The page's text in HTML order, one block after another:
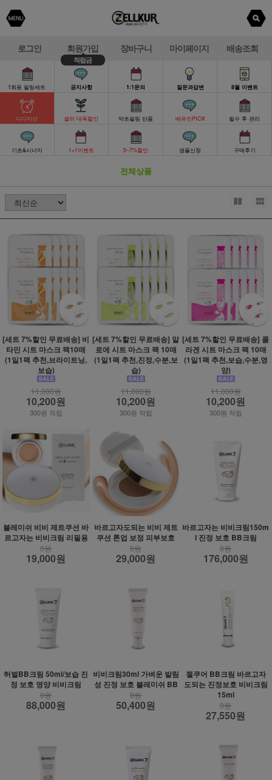
로그인 회원가입
적립금
장바구니 마이페이지 배송조회
1회용 필링세트 공지사항 1:1문의 질문과답변 8월 이벤트
다다익선 셀러 대폭할인 약초필링 단품 배유진PICK 필수 후 관리
기초&시너지 1+1이벤트 5~7%할인 샘플신청 구매후기
전체상품
[세트 7%할인 무료배송] 비
타민 시트 마스크 팩10매
(1일1팩 추천,브라이트닝,
보습)
11,000원
10,200원
300원 적립
[세트 7%할인 무료배송] 알
로에 시트 마스크 팩 10매
(1일1팩 추천,진정,수분,보
습)
11,000원
10,200원
300원 적립
[세트 7%할인 무료배송] 콜
라겐 시트 마스크 팩 10매
(1일1팩 추천,보습,수분,영
양)
11,000원
10,200원
300원 적립
블레미쉬 비비 제트쿠션 바
르고자는 비비크림 리필용
0원
19,000원
바르고자도되는 비비 제트
쿠션 톤업 보정 피부보호
0원
29,000원
바르고자는 비비크림150m
l 진정 보호 BB크림
0원
176,000원
허벌BB크림 50ml/보습 진
정 보호 영양 비비크림
0원
88,000원
비비크림30ml 가벼운 발림
성 진정 보호 블레미쉬 BB
0원
50,400원
젤쿠어 BB크림 바르고자
도되는 진정보호 비비크림
15ml
0원
27,550원